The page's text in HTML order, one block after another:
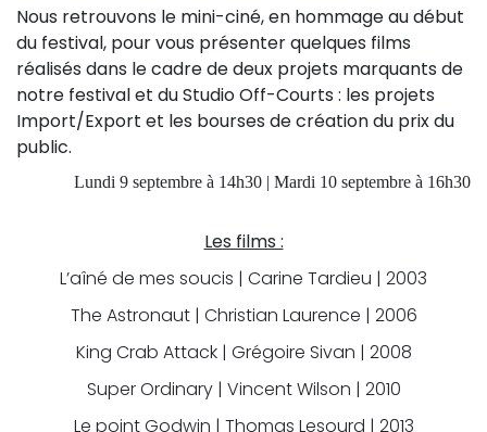
Nous retrouvons le mini-ciné, en hommage au début
du festival, pour vous présenter quelques films
réalisés dans le cadre de deux projets marquants de
notre festival et du Studio Off-Courts : les projets
Import/Export et les bourses de création du prix du
public.
Lundi 9 septembre à 14h30 | Mardi 10 septembre à 16h30
Les films :
L’aîné de mes soucis | Carine Tardieu | 2003
The Astronaut | Christian Laurence | 2006
King Crab Attack | Grégoire Sivan | 2008
Super Ordinary | Vincent Wilson | 2010
Le point Godwin | Thomas Lesourd | 2013